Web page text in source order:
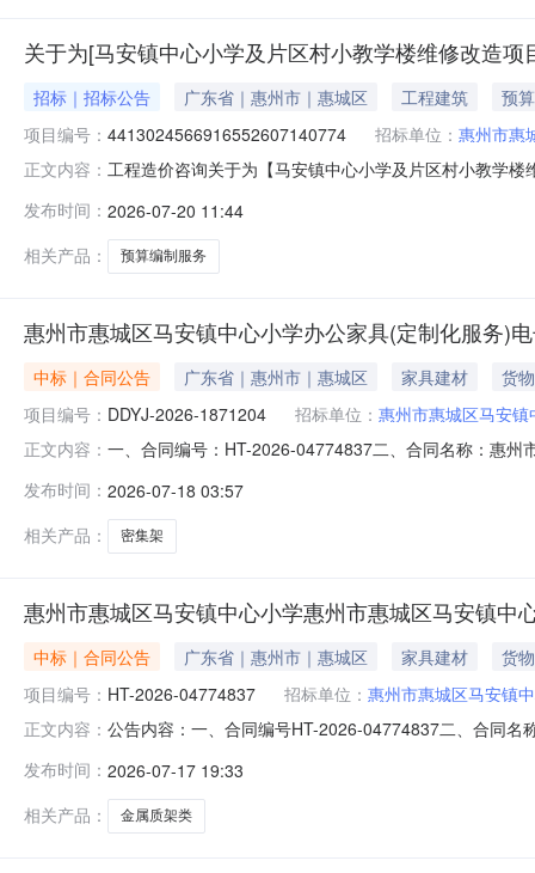
关于为[马安镇中心小学及片区村小教学楼维修改造
招标｜招标公告 广东省｜惠州市｜惠城区 工程建筑
预
项目编号： 4413024566916552607140774 招标单位： 惠州市惠
正文内容： 工程造价咨询关于为【马安镇中心小学及片区村小教学
维修改造项目采购预算编制服务中介服务事项无（属于
（￥1,360,000
发布时间： 2026-07-20 11:44
相关产品：
预算编制服务
惠州市惠城区马安镇中心小学办公家具(定制化服务)
中标｜合同公告 广东省｜惠州市｜惠城区 家具建材
货物
项目编号： DDYJ-2026-1871204 招标单位： 惠州市惠城区马安镇
正文内容： 一、合同编号：HT-2026-04774837二、合同名称：惠
0752-3616891供应商（乙方）：惠州市兴星科技发展有
发布时间： 2026-07-18 03:57
相关产品：
密集架
惠州市惠城区马安镇中心小学惠州市惠城区马安镇
中标｜合同公告 广东省｜惠州市｜惠城区 家具建材
货物
项目编号： HT-2026-04774837 招标单位： 惠州市惠城区马安镇
正文内容： 公告内容：一、合同编号HT-2026-04774837二、合同
0752-3616891供应商(乙方)：惠州市兴星科技发展有限
发布时间： 2026-07-17 19:33
相关产品：
金属质架类